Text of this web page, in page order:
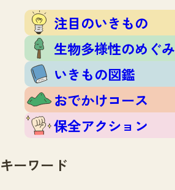
注目のいきもの
生物多様性のめぐみ
いきもの図鑑
おでかけコース
保全アクション
いきもの調査隊
調査レポート
調査レポートTOP
調査結果
ふくおかいきものマップ
マッチング
マッチングTOP
掲載申し込みフォーム
お問合せ
注目のいきもの
生物多様性のめぐみ
いきもの図鑑
おでかけコース
保全アクション
キーワード